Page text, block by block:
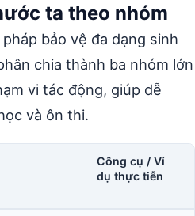
ta theo nhóm
bảo vệ đa dạng sinh
chia thành ba nhóm lớn
vi tác động, giúp dễ
và ôn thi.
Công cụ / Ví
dụ thực tiễn